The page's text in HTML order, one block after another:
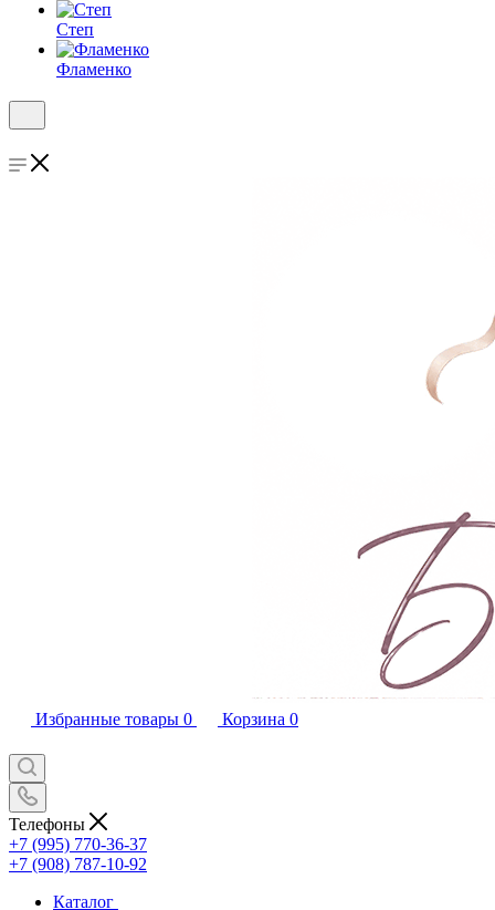
Степ
Фламенко
Избранные товары 0 Корзина 0
Телефоны
+7 (995) 770-36-37
+7 (908) 787-10-92
Каталог